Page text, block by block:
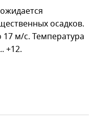
осадков.
м/с. Температура
+12.